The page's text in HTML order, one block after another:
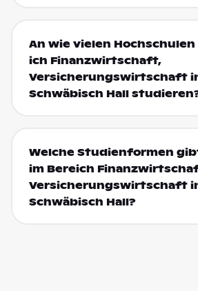
An wie vielen Hochschulen
ich Finanzwirtschaft,
Versicherungswirtschaft
Schwäbisch Hall
Welche Studienformen
im Bereich
Versicherungswirtschaft
Schwäbisch Hall?